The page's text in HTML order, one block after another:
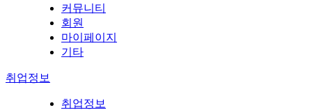
커뮤니티
회원
마이페이지
기타
취업정보
취업정보